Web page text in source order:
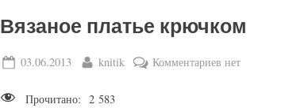
о
в
е
с
описанием
и
Вязаное платье крючком
Posted
03.06.2013 By
knitik Комментариев кнет
Прочитано: 2 583